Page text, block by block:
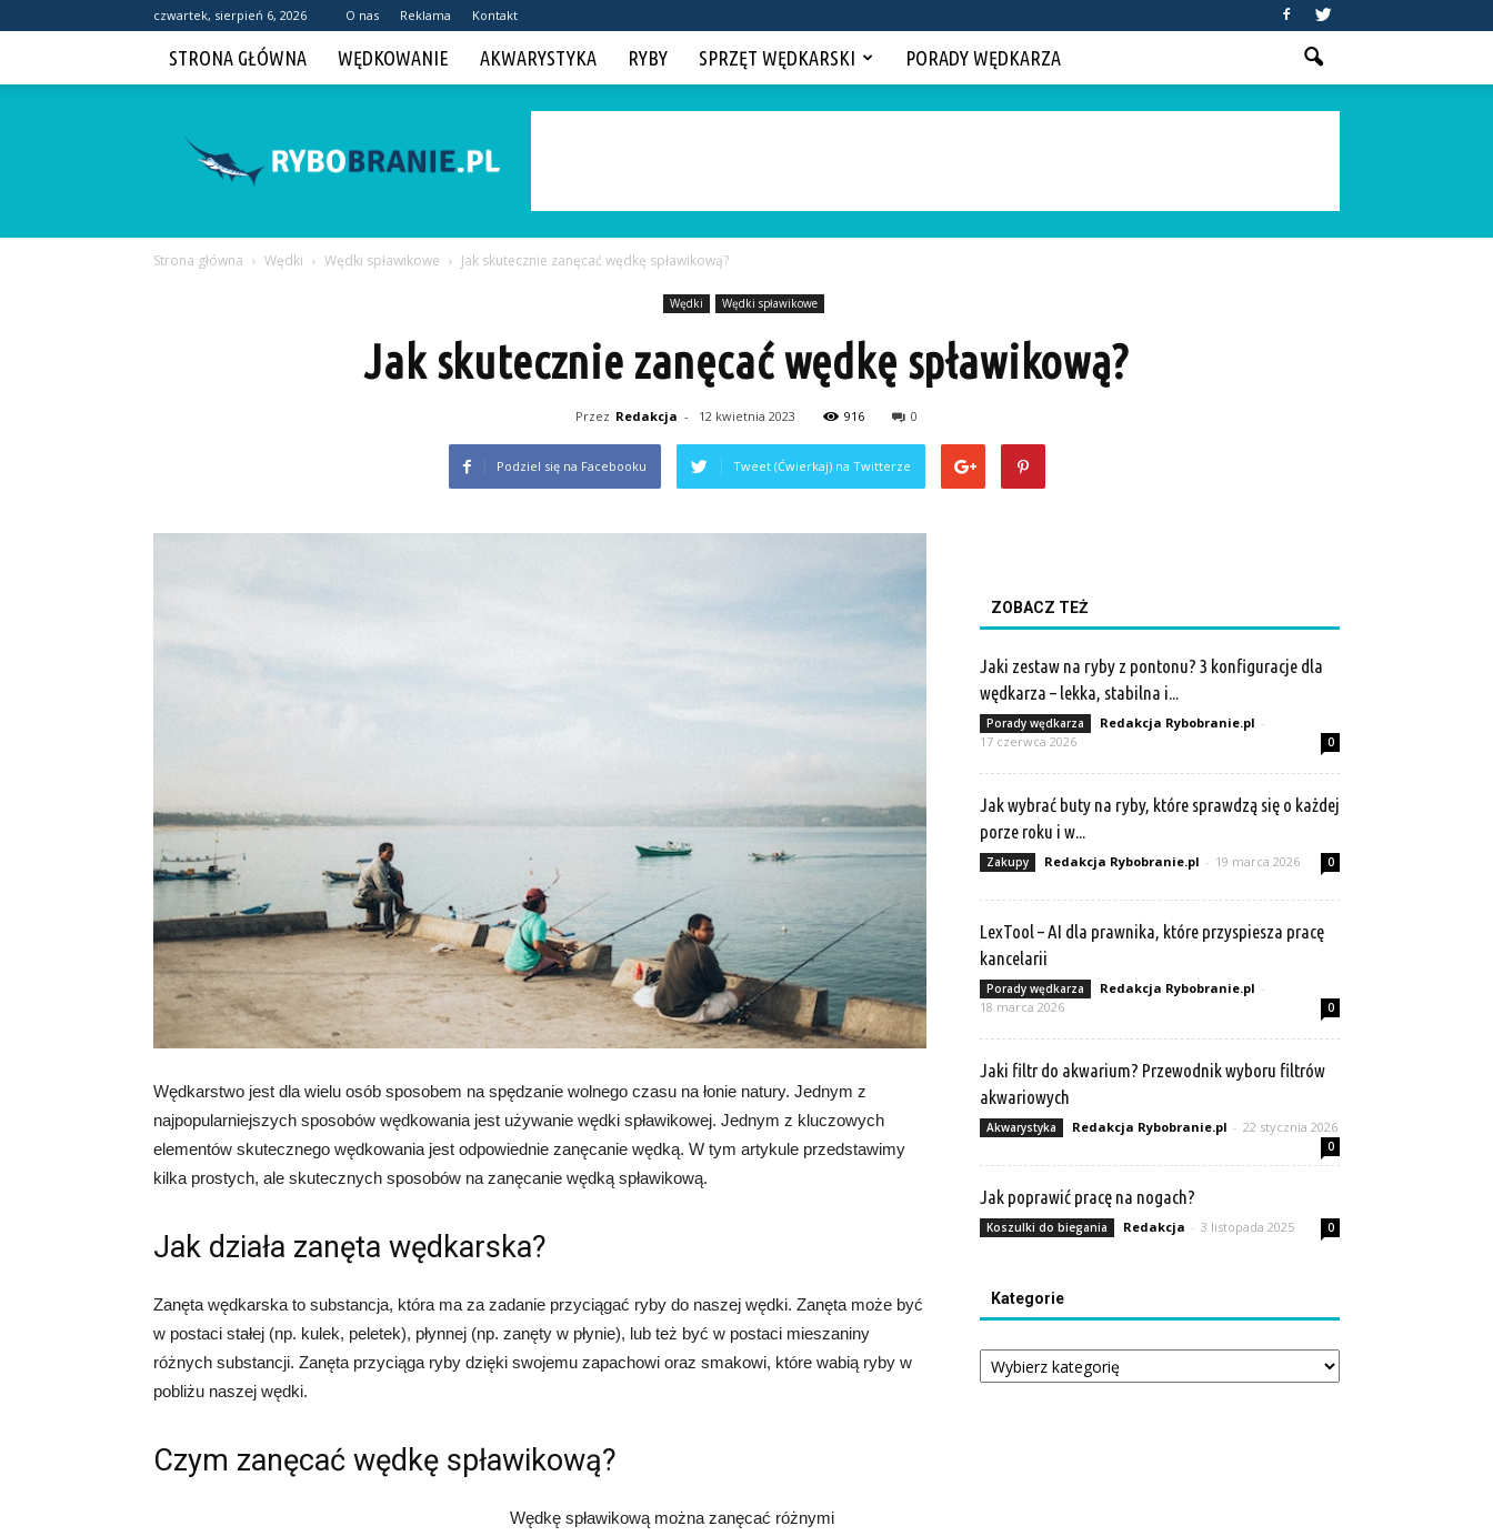
czwartek, sierpień 6, 2026 O nas Reklama Kontakt
STRONA GŁÓWNA WĘDKOWANIE AKWARYSTYKA RYBY SPRZĘT WĘDKARSKI PORADY WĘDKARZA
Strona główna Wędki Wędki spławikowe Jak skutecznie zanęcać wędkę spławikową?
Wędki Wędki spławikowe
Jak skutecznie zanęcać wędkę spławikową?
Przez Redakcja - 12 kwietnia 2023 916 0
Podziel się na Facebooku Tweet (Ćwierkaj) na Twitterze
Wędkarstwo jest dla wielu osób sposobem na spędzanie wolnego czasu na łonie natury. Jednym z
najpopularniejszych sposobów wędkowania jest używanie wędki spławikowej. Jednym z kluczowych
elementów skutecznego wędkowania jest odpowiednie zanęcanie wędką. W tym artykule przedstawimy
kilka prostych, ale skutecznych sposobów na zanęcanie wędką spławikową.
Jak działa zanęta wędkarska?
Zanęta wędkarska to substancja, która ma za zadanie przyciągać ryby do naszej wędki. Zanęta może być
w postaci stałej (np. kulek, peletek), płynnej (np. zanęty w płynie), lub też być w postaci mieszaniny
różnych substancji. Zanęta przyciąga ryby dzięki swojemu zapachowi oraz smakowi, które wabią ryby w
pobliżu naszej wędki.
Czym zanęcać wędkę spławikową?
Wędkę spławikową można zanęcać różnymi
ZOBACZ TEŻ
Jaki zestaw na ryby z pontonu? 3 konfiguracje dla
wędkarza – lekka, stabilna i...
Porady wędkarza Redakcja Rybobranie.pl -
17 czerwca 2026
0
Jak wybrać buty na ryby, które sprawdzą się o każdej
porze roku i w...
Zakupy Redakcja Rybobranie.pl - 19 marca 2026 0
LexTool – AI dla prawnika, które przyspiesza pracę
kancelarii
Porady wędkarza Redakcja Rybobranie.pl -
18 marca 2026
0
Jaki filtr do akwarium? Przewodnik wyboru filtrów
akwariowych
Akwarystyka Redakcja Rybobranie.pl - 22 stycznia 2026
0
Jak poprawić pracę na nogach?
Koszulki do biegania Redakcja - 3 listopada 2025 0
Kategorie
Kategorie